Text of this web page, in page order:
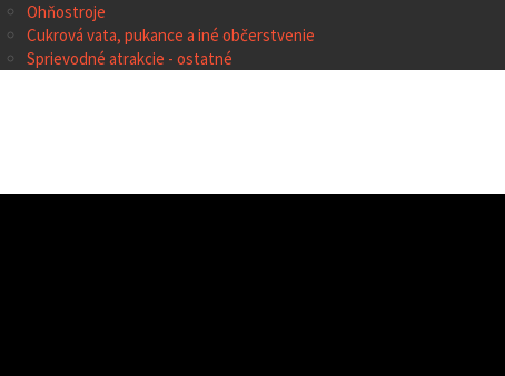
Ohňostroje
Cukrová vata, pukance a iné občerstvenie
Sprievodné atrakcie - ostatné